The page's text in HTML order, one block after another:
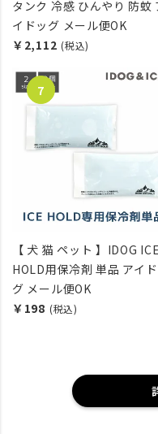
タンク 冷感 ひんやり 防蚊
イドッグ メール便OK
￥2,112 (税込)
【 犬 猫 ペット 】IDOG ICE
HOLD用保冷剤 単品 アイ
グ メール便OK
￥198 (税込)